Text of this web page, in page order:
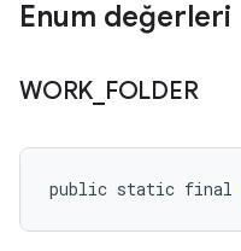
Enum değerleri
WORK FOLDER
public static final